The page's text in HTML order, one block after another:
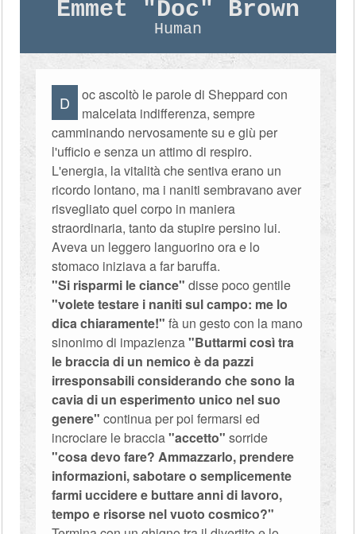
Emmet "Doc" Brown
Human
D
oc ascoltò le parole di Sheppard con
malcelata indifferenza, sempre
camminando nervosamente su e giù per
l'ufficio e senza un attimo di respiro.
L'energia, la vitalità che sentiva erano un
ricordo lontano, ma i naniti sembravano aver
risvegliato quel corpo in maniera
straordinaria, tanto da stupire persino lui.
Aveva un leggero languorino ora e lo
stomaco iniziava a far baruffa.
"Si risparmi le ciance" disse poco gentile
"volete testare i naniti sul campo: me lo
dica chiaramente!" fà un gesto con la mano
sinonimo di impazienza"Buttarmi così tra
le braccia di un nemico è da pazzi
irresponsabili considerando che sono la
cavia di un esperimento unico nel suo
genere" continua per poi fermarsi ed
incrociare le braccia"accetto" sorride
"cosa devo fare? Ammazzarlo, prendere
informazioni, sabotare o semplicemente
farmi uccidere e buttare anni di lavoro,
tempo e risorse nel vuoto cosmico?"